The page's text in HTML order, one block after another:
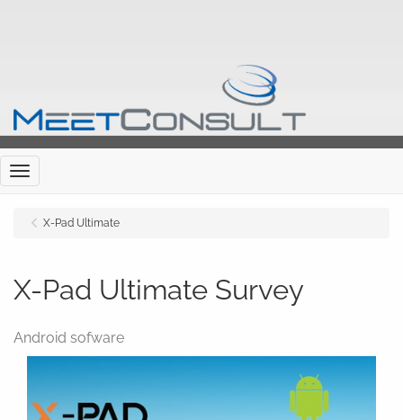
Menu
X-Pad Ultimate
X-Pad Ultimate Survey
Android sofware